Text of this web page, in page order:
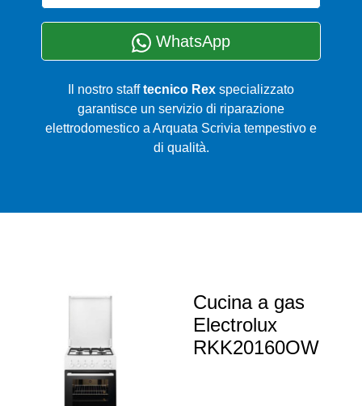
WhatsApp
Il nostro stafftecnico Rex specializzato
garantisce un servizio di riparazione
elettrodomestico a Arquata Scrivia tempestivo e
di qualità.
Cucina a gas
Electrolux
RKK20160OW